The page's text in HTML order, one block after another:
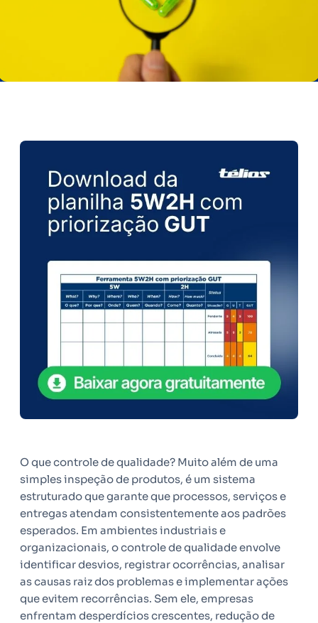
O que controle de qualidade? Muito além de uma
simples inspeção de produtos, é um sistema
estruturado que garante que processos, serviços e
entregas atendam consistentemente aos padrões
esperados. Em ambientes industriais e
organizacionais, o controle de qualidade envolve
identificar desvios, registrar ocorrências, analisar
as causas raiz dos problemas e implementar ações
que evitem recorrências. Sem ele, empresas
enfrentam desperdícios crescentes, redução de